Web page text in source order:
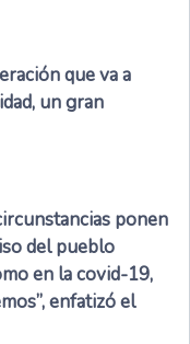
que va a
un gran
ponen
del pueblo
en la covid-19,
enfatizó el